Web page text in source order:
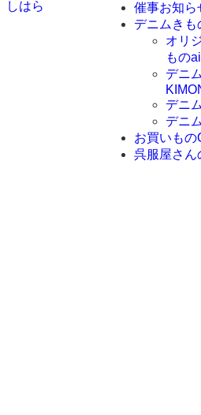
催事お知ら
デニムきも
オリ
もの
デニ
デニ
デニ
お買いもの
呉服屋さん